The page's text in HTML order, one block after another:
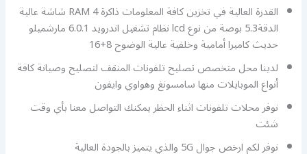
القدرة العالية في تخزين كافة المعلومات ذاكرة RAM 4 شاشة عالية
الدقة5.3 بوصة من نوع lcd نظام تشغيل اندرويد 6.0.1 مارشميلو
حديث كاميرا أمامية وخلفية عالية الوضوح 8+16
لدينا محل متخصص تصليح تلفونات المنقف لتصليح وصيانة كافة
أنواع الموبايلات منها سامسونغ وهواوي وايفون
نوفر محلات تلفونات اثناء الحظر يمكنك التواصل معنا بأي وقت
شئت
نوفر لكم ارخص جوال 5G والذي يتميز بالجودة العالية